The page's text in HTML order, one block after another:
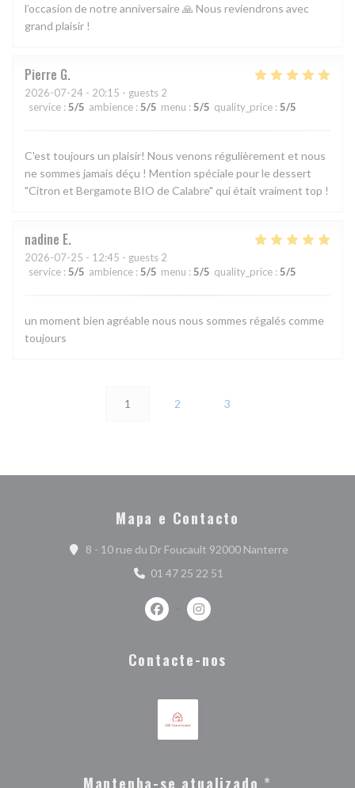
l’occasion de notre anniversaire 🙏 Nous reviendrons avec
grand plaisir !
Pierre G
2026-07-24 - 20:15 - guests 2
service : 5/5 ambience : 5/5 menu : 5/5 quality_price : 5/5
C'est toujours un plaisir! Nous venons régulièrement et nous
ne sommes jamais déçu ! Mention spéciale pour le dessert
"Citron et Bergamote BIO de Calabre" qui était vraiment top !
nadine E
2026-07-25 - 12:45 - guests 2
service : 5/5 ambience : 5/5 menu : 5/5 quality_price : 5/5
un moment bien agréable nous nous sommes régalés comme
toujours
1 2 3
Mapa e Contacto
8 - 10 rue du Dr Foucault 92000 Nanterre((abre numa
01 47 25 22 51
Facebook ((abre numa nova janela))
Instagram ((abre numa nova
Contacte-nos
Mantenha-se atualizado *